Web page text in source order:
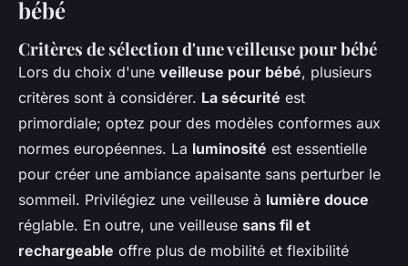
bébé
Critères de sélection d'une veilleuse pour bébé
Lors du choix d'une veilleuse pour bébé, plusieurs
critères sont à considérer. La sécurité est
primordiale; optez pour des modèles conformes aux
normes européennes. La luminosité est essentielle
pour créer une ambiance apaisante sans perturber le
sommeil. Privilégiez une veilleuse à lumière douce
réglable. En outre, une veilleuse sans fil et
rechargeable offre plus de mobilité et flexibilité